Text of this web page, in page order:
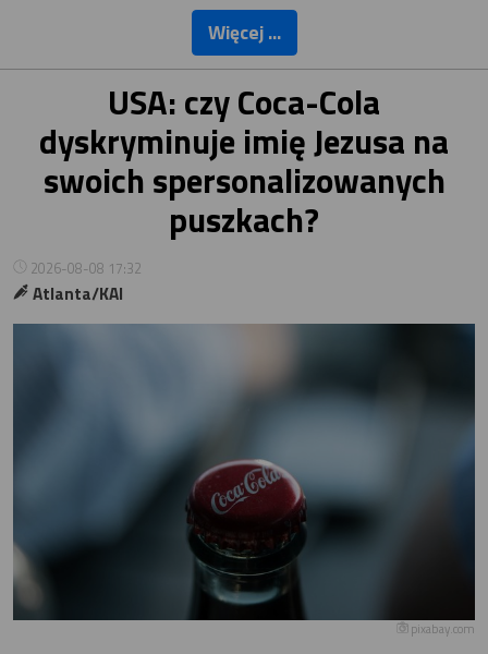
Więcej ...
USA: czy Coca-Cola
dyskryminuje imię Jezusa na
swoich spersonalizowanych
puszkach?
2026-08-08 17:32
Atlanta/KAI
pixabay.com